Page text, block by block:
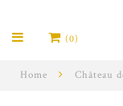
(0)
Home Château